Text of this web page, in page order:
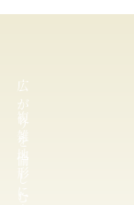
広
が
り
を
愉
し
複
雑
地
形